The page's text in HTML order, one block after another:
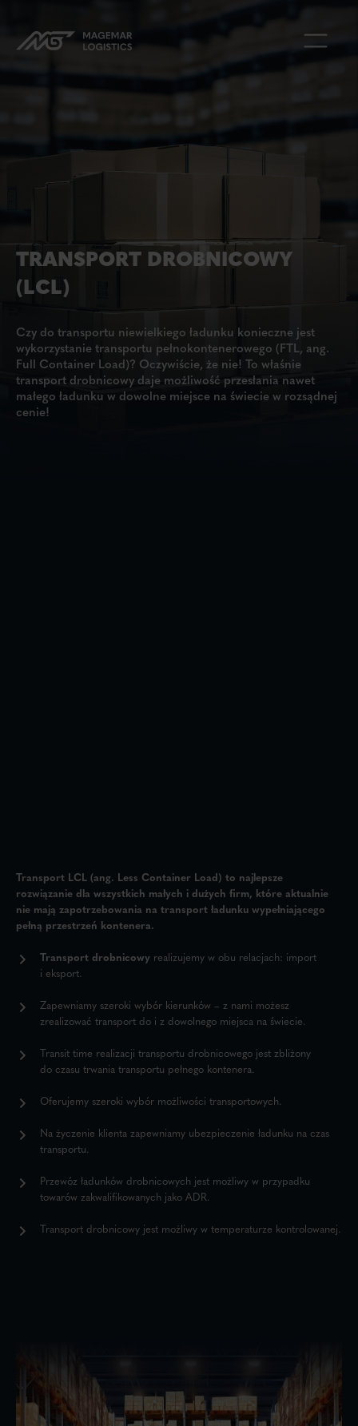
TRANSPORT DROBNICOWY
(LCL)
Czy do transportu niewielkiego ładunku konieczne jest
wykorzystanie transportu pełnokontenerowego (FTL, ang.
Full Container Load)? Oczywiście, że nie! To właśnie
transport drobnicowy daje możliwość przesłania nawet
małego ładunku w dowolne miejsce na świecie w rozsądnej
cenie!
Transport LCL (ang. Less Container Load) to najlepsze
rozwiązanie dla wszystkich małych i dużych firm, które aktualnie
nie mają zapotrzebowania na transport ładunku wypełniającego
pełną przestrzeń kontenera.
Transport drobnicowy realizujemy w obu relacjach: import
i eksport.
Zapewniamy szeroki wybór kierunków – z nami możesz
zrealizować transport do i z dowolnego miejsca na świecie.
Transit time realizacji transportu drobnicowego jest zbliżony
do czasu trwania transportu pełnego kontenera.
Oferujemy szeroki wybór możliwości transportowych.
Na życzenie klienta zapewniamy ubezpieczenie ładunku na czas
transportu.
Przewóz ładunków drobnicowych jest możliwy w przypadku
towarów zakwalifikowanych jako ADR.
Transport drobnicowy jest możliwy w temperaturze kontrolowanej.